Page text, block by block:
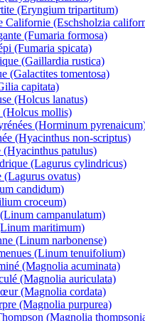
(Eryngium tripartitum)
Californie (Eschsholzia
(Fumaria formosa)
(Fumaria spicata)
(Gaillardia rustica)
(Galactites tomentosa)
capitata)
(Holcus lanatus)
(Holcus mollis)
(Horminum
(Hyacinthus non-scriptus)
(Hyacinthus patulus)
(Lagurus cylindricus)
(Lagurus ovatus)
candidum)
croceum)
campanulatum)
maritimum)
(Linum narbonense)
(Linum tenuifolium)
(Magnolia acuminata)
(Magnolia auriculata)
(Magnolia cordata)
(Magnolia purpurea)
(Magnolia